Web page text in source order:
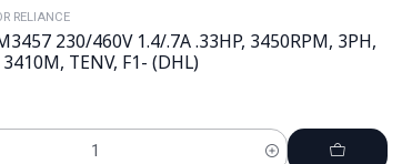
RELIANCE
230/460V 1.4/.7A .33HP, 3450RPM, 3PH,
TENV, F1- (DHL)